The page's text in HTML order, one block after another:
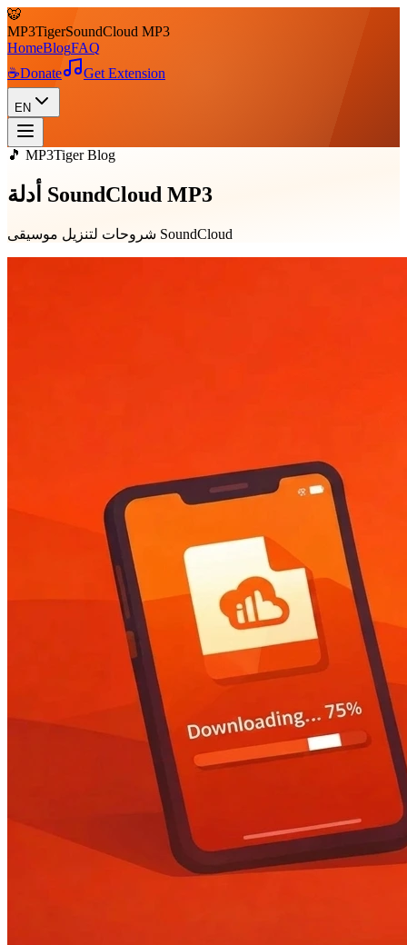
🐯
MP3TigerSoundCloud MP3
HomeBlogFAQ
☕Donate Get Extension
EN
🎵 MP3Tiger Blog
أدلة SoundCloud MP3
شروحات لتنزيل موسيقى SoundCloud